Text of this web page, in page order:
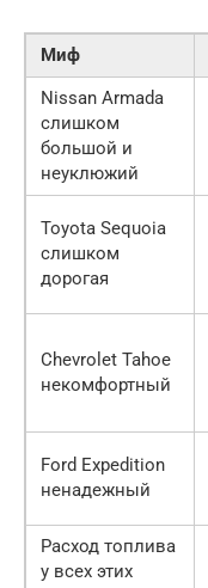
Миф
Nissan Armada
слишком
большой и
неуклюжий
Toyota Sequoia
слишком
дорогая
Chevrolet Tahoe
некомфортный
Ford Expedition
ненадежный
Расход топлива
у всех этих